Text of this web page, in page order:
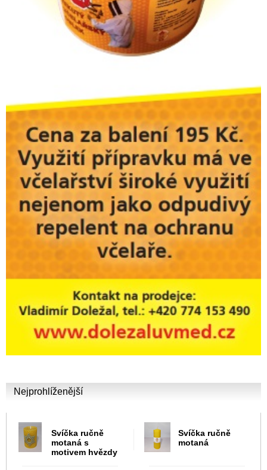
Nejprohlíženější
Svíčka ručně
motaná s
motivem hvězdy
Svíčka ručně
motaná